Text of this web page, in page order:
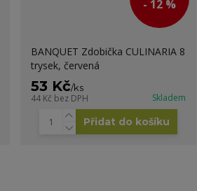
- 12 %
BANQUET Zdobička CULINARIA 8
trysek, červená
53 Kč/ks
44 Kč bez DPH Skladem
Přidat do košíku